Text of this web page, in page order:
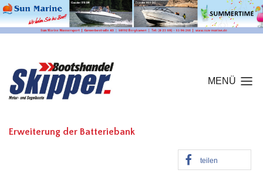
MENÜ
Erweiterung der Batteriebank
teilen